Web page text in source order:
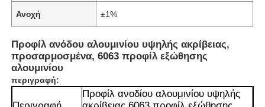
Ανοχή ±1%
Προφίλ ανόδου αλουμινίου υψηλής ακρίβειας,
προσαρμοσμένα, 6063 προφίλ εξώθησης
αλουμινίου
περιγραφή:
Προφίλ ανοδίου αλουμινίου υψηλής